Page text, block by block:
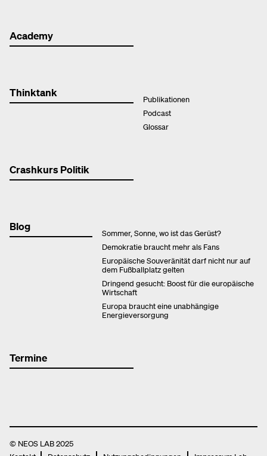
Academy
Thinktank
Publikationen
Podcast
Glossar
Crashkurs Politik
Blog
Sommer, Sonne, wo ist das Gerüst?
Demokratie braucht mehr als Fans
Europäische Souveränität darf nicht nur auf
dem Fußballplatz gelten
Dringend gesucht: Boost für die europäische
Wirtschaft
Europa braucht eine unabhängige
Energieversorgung
Termine
© NEOS LAB 2025